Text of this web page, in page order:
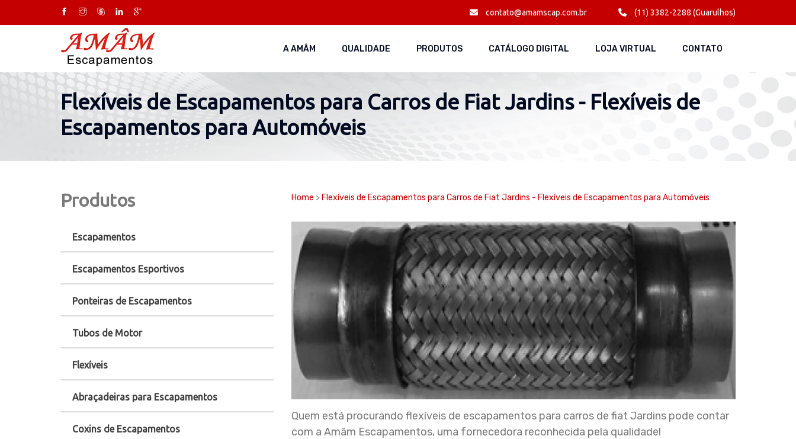
contato@amamscap.com.br (11) 3382-2288 (Guarulhos)
A AMÂM QUALIDADE PRODUTOS CATÁLOGO DIGITAL LOJA VIRTUAL CONTATO
Flexíveis de Escapamentos para Carros de Fiat Jardins - Flexíveis de
Escapamentos para Automóveis
Produtos
Escapamentos
Escapamentos Esportivos
Ponteiras de Escapamentos
Tubos de Motor
Flexíveis
Abraçadeiras para Escapamentos
Coxins de Escapamentos
Home > Flexíveis de Escapamentos para Carros de Fiat Jardins - Flexíveis de Escapamentos para Automóveis
Quem está procurando flexíveis de escapamentos para carros de fiat Jardins pode contar
com a Amâm Escapamentos, uma fornecedora reconhecida pela qualidade!